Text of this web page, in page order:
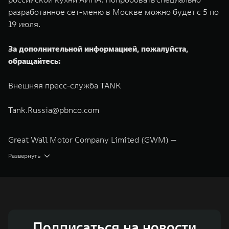
разработанное сет-меню в Москве можно будет с 5 по
19 июля.
За дополнительной информацией, пожалуйста,
обращайтесь:
Внешняя пресс-служба TANK
Tank.Russia@pbnco.com
Great Wall Motor Company Limited (GWM) —
глобальный производитель внедорожников,
2011 годах соответственно. Сфера деятельности
Развернуть